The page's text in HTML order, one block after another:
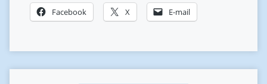
Facebook X E-mail